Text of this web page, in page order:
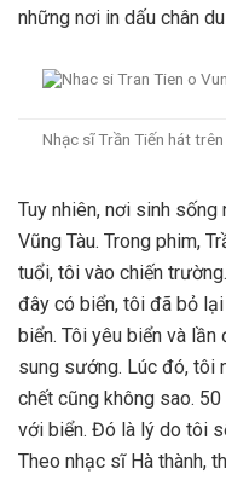
những nơi in dấu chân
Nhạc sĩ Trần Tiến hát
Tuy nhiên, nơi sinh
Vũng Tàu. Trong phim,
tuổi, tôi vào chiến
đây có biển, tôi đã bỏ
biển. Tôi yêu biển và
sung sướng. Lúc đó, tôi
chết cũng không sao.
với biển. Đó là lý do tôi
Theo nhạc sĩ Hà thành,